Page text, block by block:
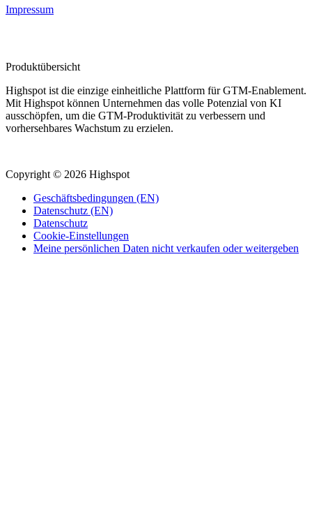
Impressum
Produktübersicht
Highspot ist die einzige einheitliche Plattform für GTM-Enablement.
Mit Highspot können Unternehmen das volle Potenzial von KI
ausschöpfen, um die GTM-Produktivität zu verbessern und
vorhersehbares Wachstum zu erzielen.
Copyright © 2026 Highspot
Geschäftsbedingungen (EN)
Datenschutz (EN)
Datenschutz
Cookie-Einstellungen
Meine persönlichen Daten nicht verkaufen oder weitergeben